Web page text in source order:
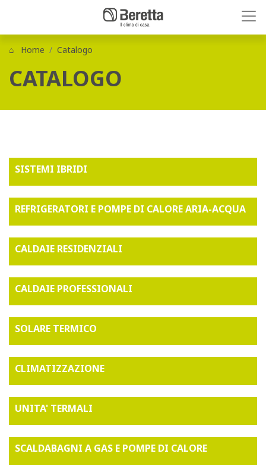
Home Catalogo
CATALOGO
SISTEMI IBRIDI
REFRIGERATORI E POMPE DI CALORE ARIA-ACQUA
CALDAIE RESIDENZIALI
CALDAIE PROFESSIONALI
SOLARE TERMICO
CLIMATIZZAZIONE
UNITA' TERMALI
SCALDABAGNI A GAS E POMPE DI CALORE